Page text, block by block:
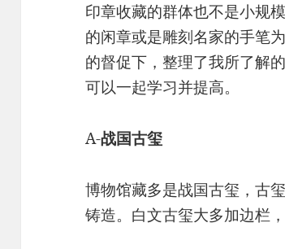
印章收藏的群体也不是小规
的闲章或是雕刻名家的手笔
的督促下，整理了我所了解
可以一起学习并提高。
A-战国古玺
博物馆藏多是战国古玺，古
铸造。白文古玺大多加边栏